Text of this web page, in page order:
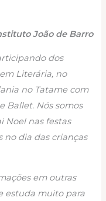
João de Barro
dos
Literária, no
no Tatame com
Ballet. Nós somos
Noel nas festas
no dia das crianças
em outras
estuda muito para